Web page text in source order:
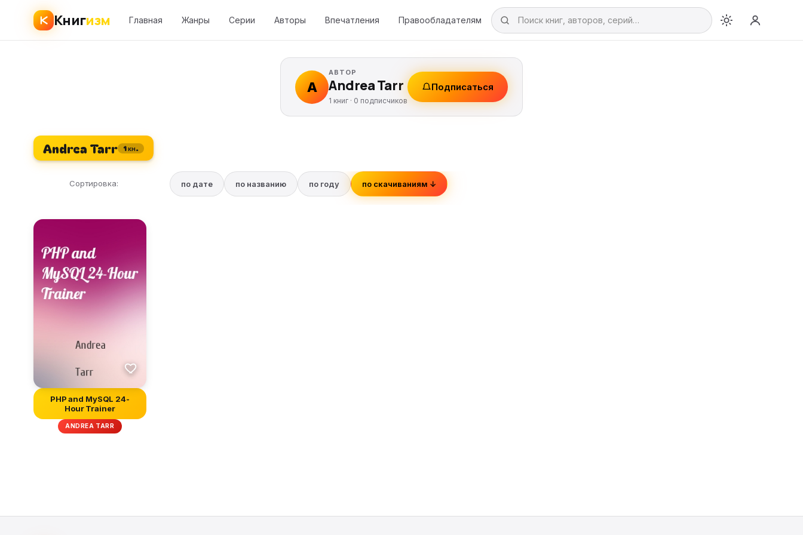
Книгизм Главная Жанры Серии Авторы Впечатления Правообладателям
A
АВТОР
Andrea Tarr
1 книг · 0 подписчиков
Подписаться
Andrea Tarr 1 кн.
Сортировка: по дате по названию по году по скачиваниям ↓
PHP and MySQL 24-
Hour Trainer
ANDREA TARR